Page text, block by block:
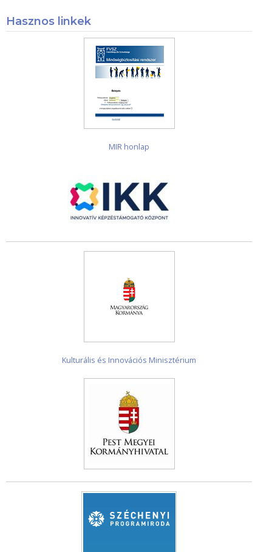
Hasznos linkek
MIR honlap
Kulturális és Innovációs Minisztérium